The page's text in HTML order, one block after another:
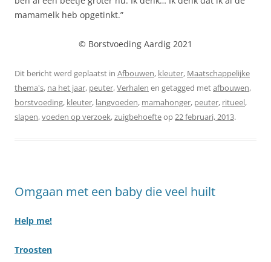
mamamelk heb opgetinkt.”
© Borstvoeding Aardig 2021
Dit bericht werd geplaatst in Afbouwen, kleuter, Maatschappelijke
thema's, na het jaar, peuter,Verhalen en getagged metafbouwen,
borstvoeding, kleuter, langvoeden, mamahonger, peuter, ritueel,
slapen,voeden op verzoek,zuigbehoefteop22 februari, 2013.
Omgaan met een baby die veel huilt
Help me!
Troosten